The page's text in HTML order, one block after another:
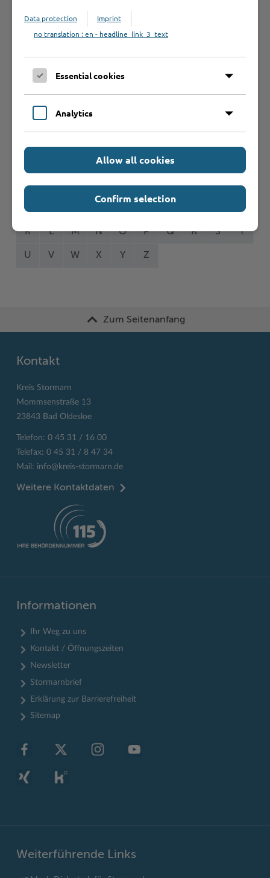
Seite auswählen
Online-Services
Formulare
Leistungen von A bis Z
A J
K L M N O P Q R S T
U V W X Y Z
Zum Seitenanfang
Kontakt
Kreis Stormarn
Mommsenstraße 13
23843 Bad Oldesloe
Telefon: 0 45 31 / 16 00
Telefax: 0 45 31 / 8 47 34
Mail: info@kreis-stormarn.de
Weitere Kontaktdaten
Informationen
Ihr Weg zu uns
Kontakt / Öffnungszeiten
Newsletter
Stormarnbrief
Erklärung zur Barrierefreiheit
Sitemap
Weiterführende Links
Data protection
Imprint
no translation : en - headline_link_3_text
Essential cookies
Analytics
Allow all cookies
Confirm selection